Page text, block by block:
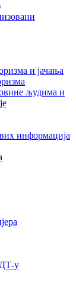
и јачања
људима и
информација
у